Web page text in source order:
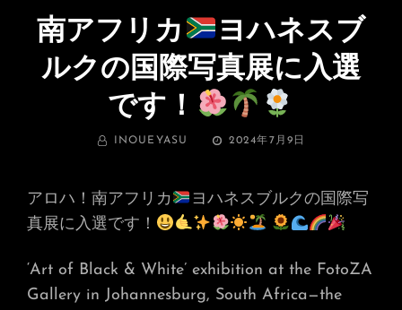
南アフリカ
ヨハネスブ
ルクの国際写真展に入選
です！
BY INOUEYASU
投
2024年7月9日
アロハ！南アフリカ
ヨハネスブルクの国際写
真展に入選です！
‘Art of Black & White’ exhibition at the FotoZA
Gallery in Johannesburg, South Africa—the